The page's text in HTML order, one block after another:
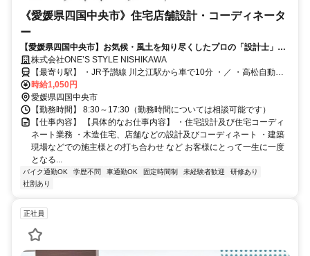
《愛媛県四国中央市》住宅店舗設計・コーディネータ
ー
【愛媛県四国中央市】お気候・風土を知り尽くしたプロの「設計士」と
して お客様の夢のお家づくりをサポートするコーディネーターを大募
集！
株式会社ONE’S STYLE NISHIKAWA
【最寄り駅】 ・JR予讃線 川之江駅から車で10分 ・／ ・高松自動車
道 三島川之江ICから車で5分
時給1,050円
愛媛県四国中央市
【勤務時間】 8:30～17:30（勤務時間については相談可能です）
【仕事内容】 【具体的なお仕事内容】 ・住宅設計及び住宅コーディ
ネート業務 ・木造住宅、店舗などの設計及びコーディネート ・建築
現場などでの施主様との打ち合わせ など お客様にとって一生に一度
となる...
バイク通勤OK 学歴不問 車通勤OK 固定時間制 未経験者歓迎
研修あり
社割あり
正社員